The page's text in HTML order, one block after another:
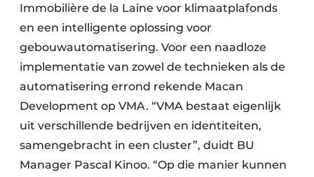
Immobilière de la Laine voor klimaatplafonds
en een intelligente oplossing voor
gebouwautomatisering. Voor een naadloze
implementatie van zowel de technieken als de
automatisering errond rekende Macan
Development op VMA. “VMA bestaat eigenlijk
uit verschillende bedrijven en identiteiten,
samengebracht in een cluster”, duidt BU
Manager Pascal Kinoo. “Op die manier kunnen